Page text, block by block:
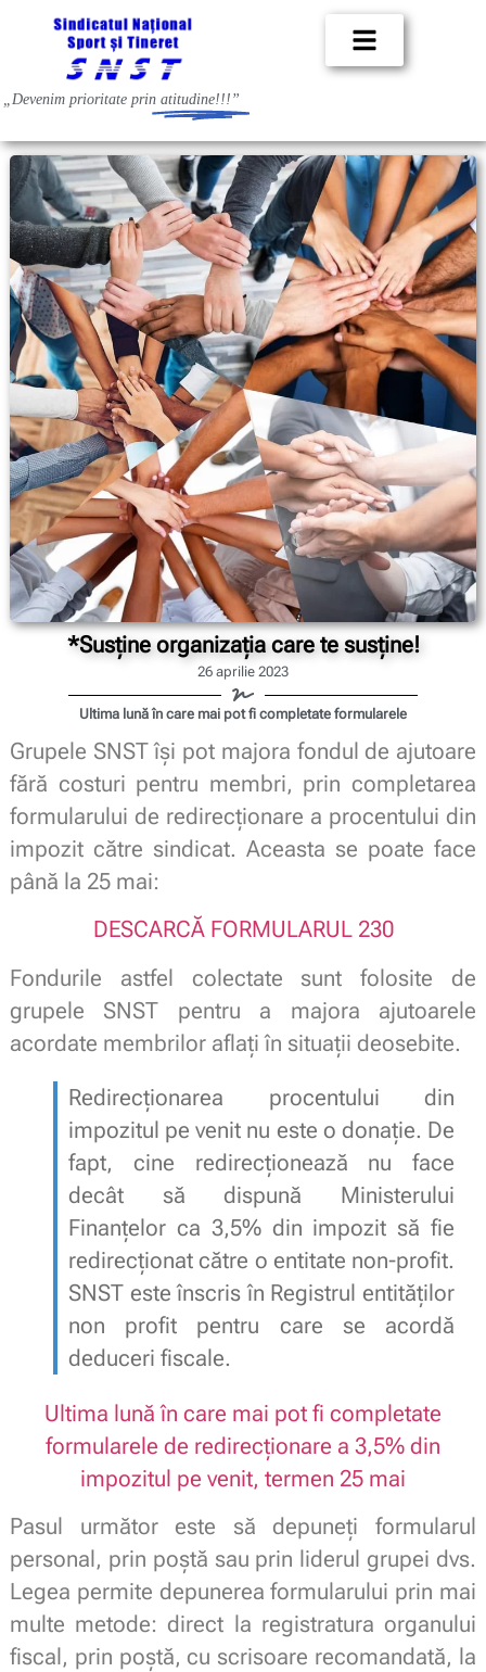
„Devenim prioritate prin atitudine!!!”
*Susține organizația care te susține!
26 aprilie 2023
Ultima lună în care mai pot fi completate formularele
Grupele SNST își pot majora fondul de ajutoare
fără costuri pentru membri, prin completarea
formularului de redirecționare a procentului din
impozit către sindicat. Aceasta se poate face
până la 25 mai:
DESCARCĂ FORMULARUL 230
Fondurile astfel colectate sunt folosite de
grupele SNST pentru a majora ajutoarele
acordate membrilor aflați în situații deosebite.
Redirecționarea procentului din
impozitul pe venit nu este o donație. De
fapt, cine redirecționează nu face
decât să dispună Ministerului
Finanțelor ca 3,5% din impozit să fie
redirecționat către o entitate non-profit.
SNST este înscris în Registrul entităților
non profit pentru care se acordă
deduceri fiscale.
Ultima lună în care mai pot fi completate
formularele de redirecționare a 3,5% din
impozitul pe venit, termen 25 mai
Pasul următor este să depuneți formularul
personal, prin poștă sau prin liderul grupei dvs.
Legea permite depunerea formularului prin mai
multe metode: direct la registratura organului
fiscal, prin poștă, cu scrisoare recomandată, la